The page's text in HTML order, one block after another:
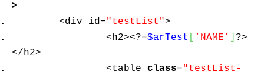
>
<div id="testList">
<h2><?=$arTest ‘NAME’
?>
</h2>
<table class="testList-